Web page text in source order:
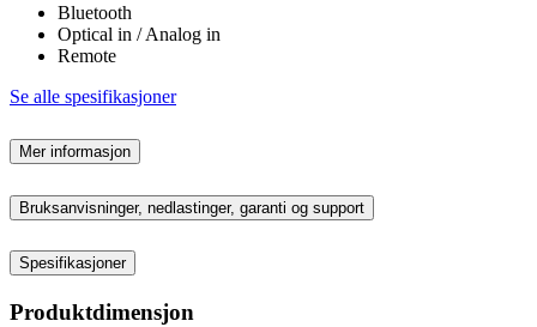
Bluetooth
Optical in / Analog in
Remote
Se alle spesifikasjoner
Mer informasjon
Bruksanvisninger, nedlastinger, garanti og support
Spesifikasjoner
Produktdimensjon